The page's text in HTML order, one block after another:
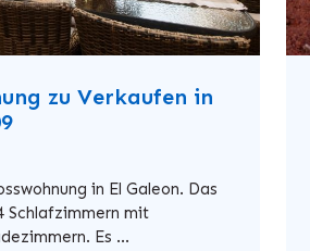
zu Verkaufen in
in El Galeon. Das
Schlafzimmern mit
Es ...